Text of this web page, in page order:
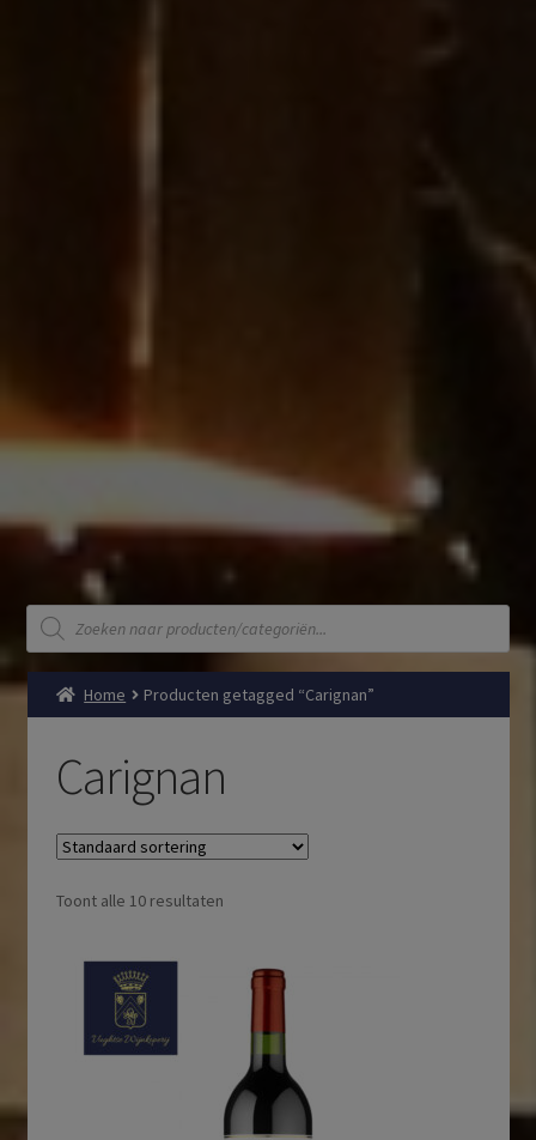
Producten
zoeken
Home Producten getagged “Carignan”
Carignan
Toont alle 10 resultaten